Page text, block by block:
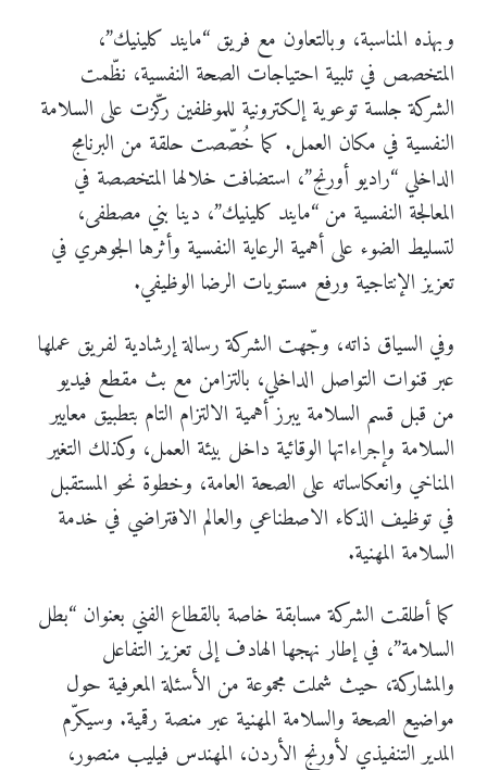
وبهذه المناسبة، وبالتعاون مع فريق “مايند كلينيك”،
المتخصص في تلبية احتياجات الصحة النفسية، نظّمت
الشركة جلسة توعوية إلكترونية للموظفين ركّزت على السلامة
النفسية في مكان العمل. كما خُصّصت حلقة من البرنامج
الداخلي “راديو أورنج”، استضافت خلالها المتخصصة في
المعالجة النفسية من “مايند كلينيك”، دينا بني مصطفى،
لتسليط الضوء على أهمية الرعاية النفسية وأثرها الجوهري في
تعزيز الإنتاجية ورفع مستويات الرضا الوظيفي.
وفي السياق ذاته، وجّهت الشركة رسالة إرشادية لفريق عملها
عبر قنوات التواصل الداخلي، بالتزامن مع بث مقطع فيديو
من قبل قسم السلامة يبرز أهمية الالتزام التام بتطبيق معايير
السلامة وإجراءاتها الوقائية داخل بيئة العمل، وكذلك التغير
المناخي وانعكاساته على الصحة العامة، وخطوة نحو المستقبل
في توظيف الذكاء الاصطناعي والعالم الافتراضي في خدمة
السلامة المهنية.
كما أطلقت الشركة مسابقة خاصة بالقطاع الفني بعنوان “بطل
السلامة”، في إطار نهجها الهادف إلى تعزيز التفاعل
والمشاركة، حيث شملت مجموعة من الأسئلة المعرفية حول
مواضيع الصحة والسلامة المهنية عبر منصة رقمية. وسيكرّم
المدير التنفيذي لأورنج الأردن، المهندس فيليب منصور،